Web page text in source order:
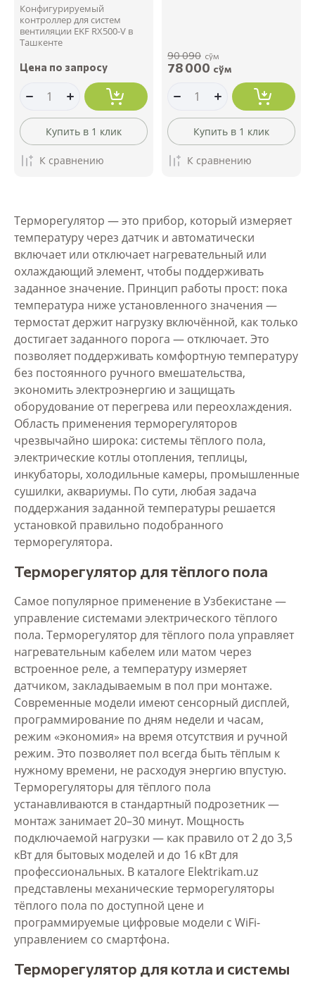
Конфигурируемый
контроллер для систем
вентиляции EKF RX500-V в
Ташкенте
Цена по запросу
Купить в 1 клик
К сравнению
90 090 сўм
78 000 сўм
Купить в 1 клик
К сравнению
Терморегулятор — это прибор, который измеряет
температуру через датчик и автоматически
включает или отключает нагревательный или
охлаждающий элемент, чтобы поддерживать
заданное значение. Принцип работы прост: пока
температура ниже установленного значения —
термостат держит нагрузку включённой, как только
достигает заданного порога — отключает. Это
позволяет поддерживать комфортную температуру
без постоянного ручного вмешательства,
экономить электроэнергию и защищать
оборудование от перегрева или переохлаждения.
Область применения терморегуляторов
чрезвычайно широка: системы тёплого пола,
электрические котлы отопления, теплицы,
инкубаторы, холодильные камеры, промышленные
сушилки, аквариумы. По сути, любая задача
поддержания заданной температуры решается
установкой правильно подобранного
терморегулятора.
Терморегулятор для тёплого пола
Самое популярное применение в Узбекистане —
управление системами электрического тёплого
пола. Терморегулятор для тёплого пола управляет
нагревательным кабелем или матом через
встроенное реле, а температуру измеряет
датчиком, закладываемым в пол при монтаже.
Современные модели имеют сенсорный дисплей,
программирование по дням недели и часам,
режим «экономия» на время отсутствия и ручной
режим. Это позволяет пол всегда быть тёплым к
нужному времени, не расходуя энергию впустую.
Терморегуляторы для тёплого пола
устанавливаются в стандартный подрозетник —
монтаж занимает 20–30 минут. Мощность
подключаемой нагрузки — как правило от 2 до 3,5
кВт для бытовых моделей и до 16 кВт для
профессиональных. В каталоге Elektrikam.uz
представлены механические терморегуляторы
тёплого пола по доступной цене и
программируемые цифровые модели с WiFi-
управлением со смартфона.
Терморегулятор для котла и системы